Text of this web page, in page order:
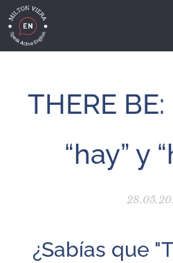
THERE
“hay” y
🤔¿Sabías que